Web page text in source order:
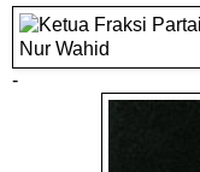
-